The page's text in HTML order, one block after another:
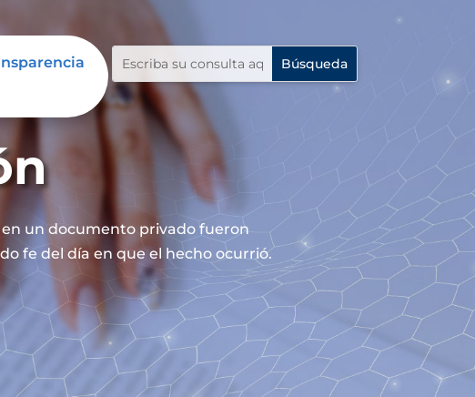
un documento privado fueron
fe del día en que el hecho ocurrió.